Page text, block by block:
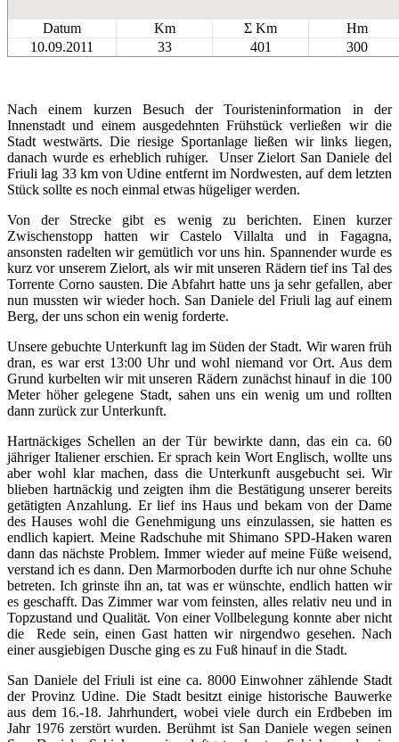
Datum Km Σ Km
Hm
10.09.2011
33 401 300
Nach einem kurzen Besuch der Touristeninformation in der
Innenstadt und einem ausgedehnten Frühstück verließen wir die
Stadt westwärts. Die riesige Sportanlage ließen wir links liegen,
danach wurde es erheblich ruhiger. Unser Zielort San Daniele del
Friuli lag 33 km von Udine entfernt im Nordwesten, auf dem letzten
Stück sollte es noch einmal etwas hügeliger werden.
Von der Strecke gibt es wenig zu berichten. Einen kurzer
Zwischenstopp hatten wir Castelo Villalta und in Fagagna,
ansonsten radelten wir gemütlich vor uns hin. Spannender wurde es
kurz vor unserem Zielort, als wir mit unseren Rädern tief ins Tal des
Torrente Corno sausten. Die Abfahrt hatte uns ja sehr gefallen, aber
nun mussten wir wieder hoch. San Daniele del Friuli lag auf einem
Berg, der uns schon ein wenig forderte.
Unsere gebuchte Unterkunft lag im Süden der Stadt. Wir waren früh
dran, es war erst 13:00 Uhr und wohl niemand vor Ort. Aus dem
Grund kurbelten wir mit unseren Rädern zunächst hinauf in die 100
Meter höher gelegene Stadt, sahen uns ein wenig um und rollten
dann zurück zur Unterkunft.
Hartnäckiges Schellen an der Tür bewirkte dann, das ein ca. 60
jähriger Italiener erschien. Er sprach kein Wort Englisch, wollte uns
aber wohl klar machen, dass die Unterkunft ausgebucht sei. Wir
blieben hartnäckig und zeigten ihm die Bestätigung unserer bereits
getätigten Anzahlung. Er lief ins Haus und bekam von der Dame
des Hauses wohl die Genehmigung uns einzulassen, sie hatten es
endlich kapiert. Meine Radschuhe mit Shimano SPD-Haken waren
dann das nächste Problem. Immer wieder auf meine Füße weisend,
verstand ich es dann. Den Marmorboden durfte ich nur ohne Schuhe
betreten. Ich grinste ihn an, tat was er wünschte, endlich hatten wir
es geschafft. Das Zimmer war vom feinsten, alles relativ neu und in
Topzustand und Qualität. Von einer Vollbelegung konnte aber nicht
die Rede sein, einen Gast hatten wir nirgendwo gesehen. Nach
einer ausgiebigen Dusche ging es zu Fuß hinauf in die Stadt.
San Daniele del Friuli ist eine ca. 8000 Einwohner zählende Stadt
der Provinz Udine. Die Stadt besitzt einige historische Bauwerke
aus dem 16.-18. Jahrhundert, wobei viele durch ein Erdbeben im
Jahr 1976 zerstört wurden. Berühmt ist San Daniele wegen seinen